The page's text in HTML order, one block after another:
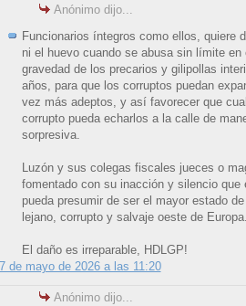
Anónimo dijo...
Funcionarios íntegros como ellos, quiere
ni el huevo cuando se abusa sin límite en
gravedad de los precarios y gilipollas
años, para que los corruptos puedan
vez más adeptos, y así favorecer que
corrupto pueda echarlos a la calle de
sorpresiva.
Luzón y sus colegas fiscales jueces o
fomentado con su inacción y silencio que
pueda presumir de ser el mayor estado
lejano, corrupto y salvaje oeste de
El daño es irreparable, HDLGP!
7 de mayo de 2026 a las 11:20
Anónimo dijo...